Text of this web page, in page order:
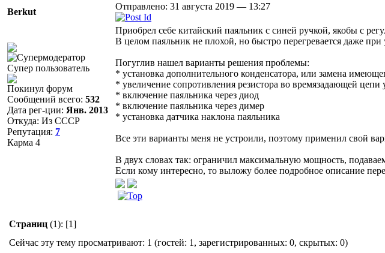
Berkut
Отправлено: 31 августа 2019 — 13:27
Супер пользователь
Покинул форум
Сообщений всего: 532
Дата рег-ции: Янв. 2013
Откуда: Из СССР
Репутация: 7
Карма 4
Приобрел себе китайский паяльник с синей ручкой, якобы с
В целом паяльник не плохой, но быстро перегревается даже
Погуглив нашел варианты решения проблемы:
* установка дополнительного конденсатора, или замена
* увеличение сопротивления резистора во времязадающей
* включение паяльника через диод
* включение паяльника через димер
* установка датчика наклона паяльника
Все эти варианты меня не устроили, поэтому применил свой
В двух словах так: ограничил максимальную мощность,
Если кому интересно, то выложу более подробное описание
Страниц (1): [1]
Сейчас эту тему просматривают: 1 (гостей: 1, зарегистрированных: 0, скрытых: 0)